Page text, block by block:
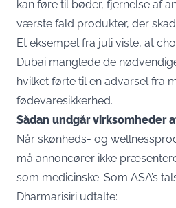
kan føre til bøder, fjernelse af
værste fald produkter, der
Et eksempel fra juli viste, at
Dubai manglede de
hvilket førte til en advarsel fra
fødevaresikkerhed.
Sådan undgår virksomheder
Når skønheds- og
må annoncører ikke
som medicinske. Som ASA’s
Dharmarisiri udtalte: